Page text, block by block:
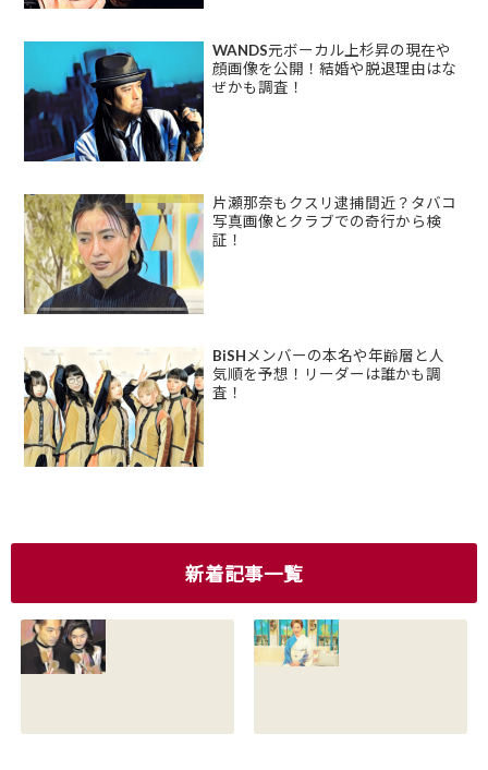
WANDS元ボーカル上杉昇の現在や
顔画像を公開！結婚や脱退理由はな
ぜかも調査！
片瀬那奈もクスリ逮捕間近？タバコ
写真画像とクラブでの奇行から検
証！
BiSHメンバーの本名や年齢層と人
気順を予想！リーダーは誰かも調
査！
新着記事一覧